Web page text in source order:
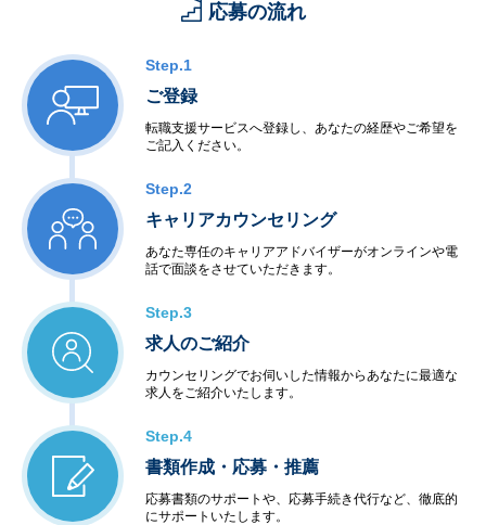
応募の流れ
Step.1
ご登録
転職支援サービスへ登録し、あなたの経歴やご希望を
ご記入ください。
Step.2
キャリアカウンセリング
あなた専任のキャリアアドバイザーがオンラインや電
話で面談をさせていただきます。
Step.3
求人のご紹介
カウンセリングでお伺いした情報からあなたに最適な
求人をご紹介いたします。
Step.4
書類作成・応募・推薦
応募書類のサポートや、応募手続き代行など、徹底的
にサポートいたします。